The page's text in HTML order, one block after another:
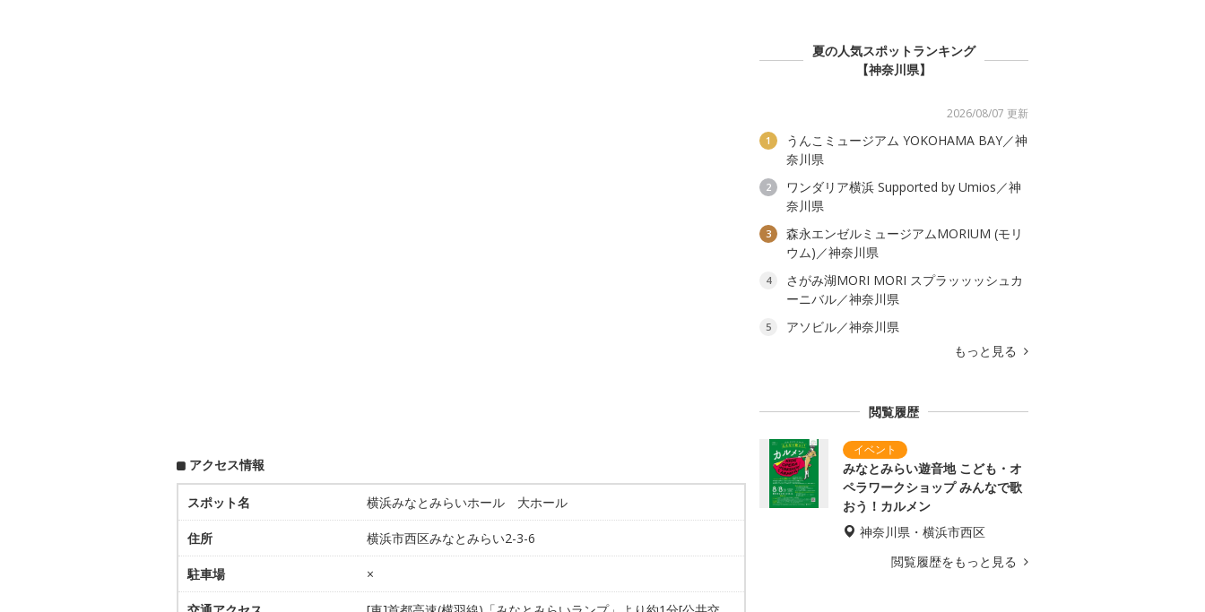
アクセス情報
スポット名 横浜みなとみらいホール 大ホール
住所 横浜市西区みなとみらい2-3-6
駐車場 ×
夏の人気スポットランキング
【神奈川県】
2026/08/07 更新
1
うんこミュージアム YOKOHAMA BAY／神
奈川県
2
ワンダリア横浜 Supported by Umios／神
奈川県
3
森永エンゼルミュージアムMORIUM (モリ
ウム)／神奈川県
4
さがみ湖MORI MORI スプラッッッシュカ
ーニバル／神奈川県
5
アソビル／神奈川県
もっと見る
閲覧履歴
みなとみらい遊音地 こども・オ
ペラワークショップ みんなで歌
おう！カルメン
神奈川県・横浜市西区
閲覧履歴をもっと見る